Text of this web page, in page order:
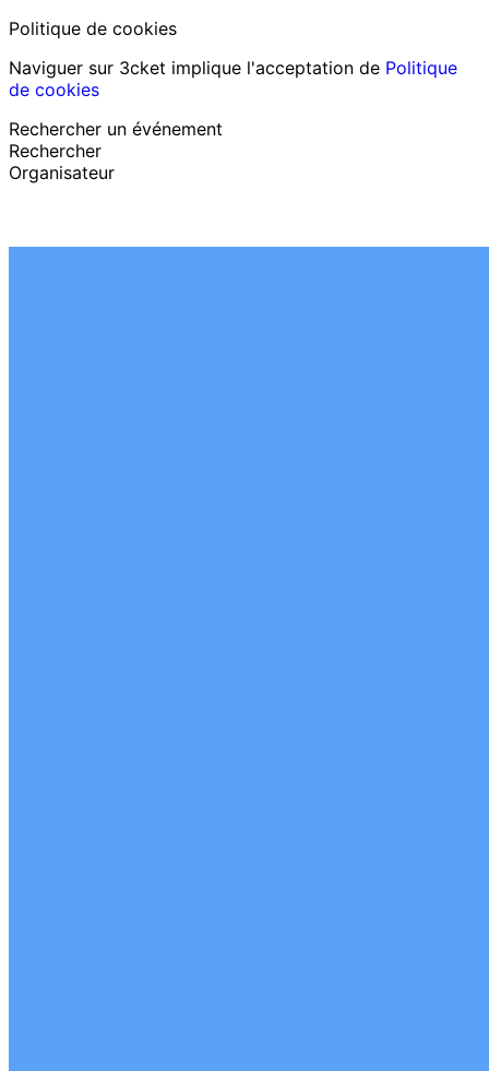
Politique de cookies
Naviguer sur 3cket implique l'acceptation de Politique
de cookies
Rechercher un événement
Rechercher
Organisateur
Français